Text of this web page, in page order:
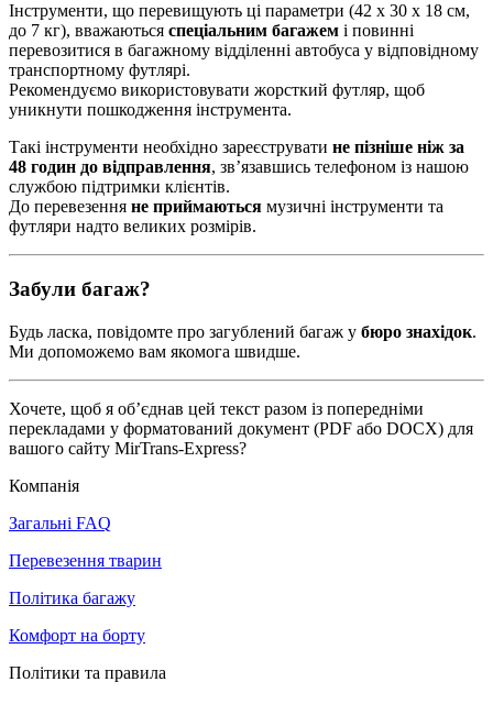
Інструменти, що перевищують ці параметри (42 x 30 x 18 см,
до 7 кг), вважаються спеціальним багажем і повинні
перевозитися в багажному відділенні автобуса у відповідному
транспортному футлярі.
Рекомендуємо використовувати жорсткий футляр, щоб
уникнути пошкодження інструмента.
Такі інструменти необхідно зареєструвати не пізніше ніж за
48 годин до відправлення, зв’язавшись телефоном із нашою
службою підтримки клієнтів.
До перевезення не приймаються музичні інструменти та
футляри надто великих розмірів.
Забули багаж?
Будь ласка, повідомте про загублений багаж у бюро знахідок.
Ми допоможемо вам якомога швидше.
Хочете, щоб я об’єднав цей текст разом із попередніми
перекладами у форматований документ (PDF або DOCX) для
вашого сайту MirTrans-Express?
Компанія
Загальні FAQ
Перевезення тварин
Політика багажу
Комфорт на борту
Політики та правила